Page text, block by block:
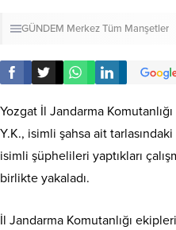
GÜNDEM MerkezTüm Manşetler
Yozgat İl Jandarma
Y.K., isimli şahsa ait
isimli şüphelileri yaptıkları
birlikte yakaladı.
İl Jandarma Komutanlığı